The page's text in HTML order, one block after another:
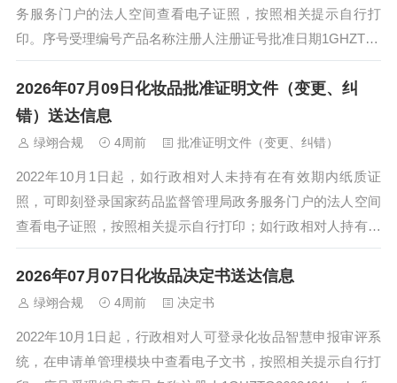
务服务门户的法人空间查看电子证照，按照相关提示自行打
印。序号受理编号产品名称注册人注册证号批准日期1GHZTX2
601414PURNESS&...
2026年07月09日化妆品批准证明文件（变更、纠
错）送达信息
绿翊合规 4周前 批准证明文件（变更、纠错）
2022年10月1日起，如行政相对人未持有在有效期内纸质证
照，可即刻登录国家药品监督管理局政务服务门户的法人空间
查看电子证照，按照相关提示自行打印；如行政相对人持有在
有效期内纸质证照，交还纸质注册证后...
2026年07月07日化妆品决定书送达信息
绿翊合规 4周前 决定书
2022年10月1日起，行政相对人可登录化妆品智慧申报审评系
统，在申请单管理模块中查看电子文书，按照相关提示自行打